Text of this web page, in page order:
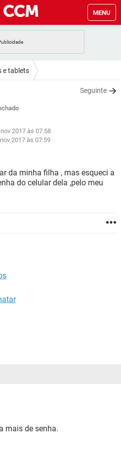
MENU
FACEBOOK
GMAIL
WHATSAPP
GMAIL
WHATSAPP
EXCEL
WHATSAPP
GMAIL
FACEBOOK
e tablets
Seguinte
2017 às 07:58
2017 às 07:59
da minha filha , mas esqueci a
do celular dela ,pelo meu
mais de senha.